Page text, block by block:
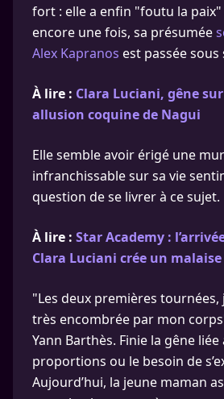
fort : elle a enfin "foutu la
encore une fois, sa présumée
Alex Kapranos est passée sous
À lire : Clara Luciani, gêne
allusion coquine de Nagui
Elle semble avoir érigé une
infranchissable sur sa vie
question de se livrer à ce sujet.
À lire : Star Academy :
Clara Luciani crée un malaise
"Les deux premières tournées,
très encombrée par mon
Yann Barthès. Finie la gêne liée
proportions ou le besoin de
Aujourd’hui, la jeune maman